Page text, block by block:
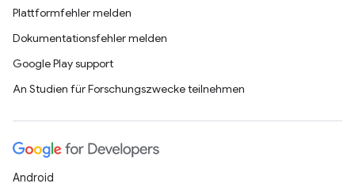
Plattformfehler melden
Dokumentationsfehler melden
Google Play support
An Studien für Forschungszwecke teilnehmen
Android